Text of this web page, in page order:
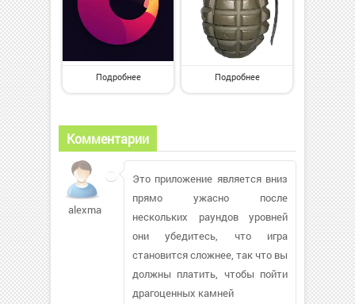
Подробнее Подробнее
Комментарии
alexman87397
Это приложение является вниз
прямо ужасно после
нескольких раундов уровней
они убедитесь, что игра
становится сложнее, так что вы
должны платить, чтобы пойти
драгоценных камней